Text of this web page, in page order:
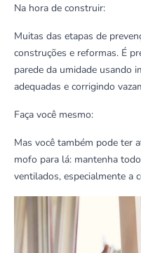
Na hora de construir:
Muitas das etapas de
construções e reformas. É
parede da umidade usando
adequadas e corrigindo
Faça você mesmo:
Mas você também pode ter
mofo para lá: mantenha
ventilados, especialmente a